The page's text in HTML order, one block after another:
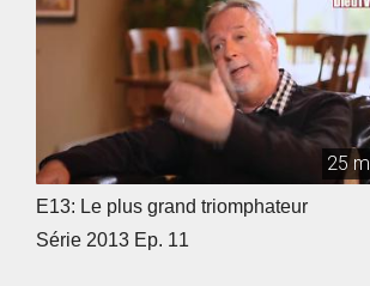
25
E13: Le plus grand triomphateur
Série 2013 Ep. 11